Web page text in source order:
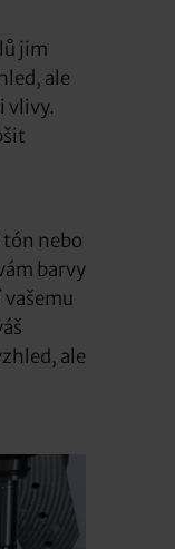
jim
ale
vlivy.
nebo
barvy
ale